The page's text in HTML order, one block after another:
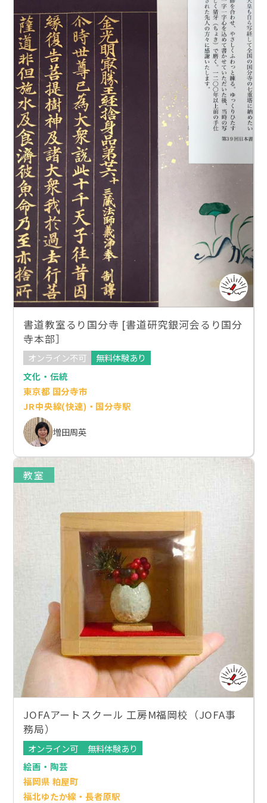
書道教室るり国分寺 [書道研究銀河会るり国分
寺本部］
オンライン不可
無料体験あり
文化・伝統
東京都 国分寺市
JR中央線(快速)・国分寺駅
増田周英
教室
JOFAアートスクール 工房M福岡校（JOFA事
務局）
オンライン可
無料体験あり
絵画・陶芸
福岡県 粕屋町
福北ゆたか線・長者原駅